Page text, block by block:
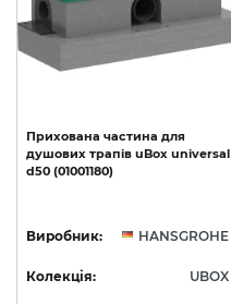
Прихована частина для
душових трапів uBox universal
d50 (01001180)
Виробник: HANSGROHE
Колекція: UBOX